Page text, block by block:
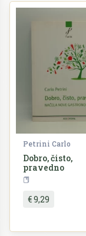
Petrini Carlo
Dobro, čisto,
pravedno
€ 9,29